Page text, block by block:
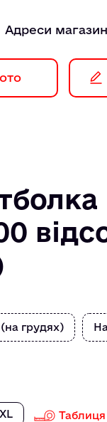
Адреси
грудях)
Таблиця